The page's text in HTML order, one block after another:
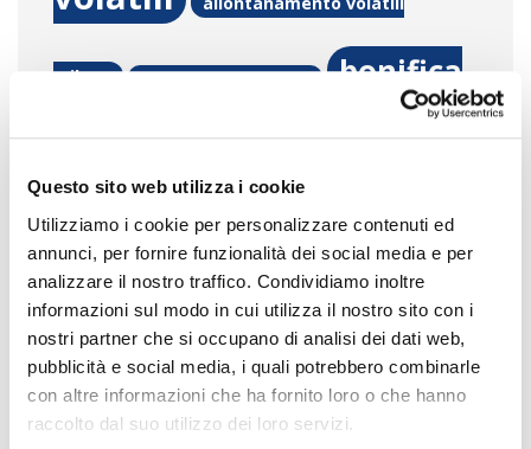
Questo sito web utilizza i cookie
Utilizziamo i cookie per personalizzare contenuti ed
annunci, per fornire funzionalità dei social media e per
analizzare il nostro traffico. Condividiamo inoltre
informazioni sul modo in cui utilizza il nostro sito con i
nostri partner che si occupano di analisi dei dati web,
pubblicità e social media, i quali potrebbero combinarle
con altre informazioni che ha fornito loro o che hanno
raccolto dal suo utilizzo dei loro servizi.
milano bonifica guano piccione
bonifica
guano piccioni
piccioni
Come eliminare gli
escrementi dei piccioni dai
propri balconi
Come
pulire il guano?
Come